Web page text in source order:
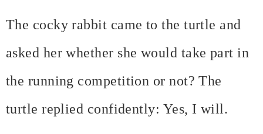
The cocky rabbit came to the turtle and
asked her whether she would take part in
the running competition or not? The
turtle replied confidently: Yes, I will.